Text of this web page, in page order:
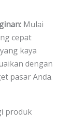
Mulai
cepat
kaya
dengan
pasar Anda.
produk